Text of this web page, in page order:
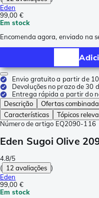
Eden
99,00 €
Em stock
Encomenda agora, enviado na
Envio gratuito a partir de
Devoluções no prazo de 30
Entrega rápida a partir do
Descrição
Ofertas
Características
Tópicos
Número de artigo EQ2090-116
Eden Sugoi Olive
4.8/5
( 12 avaliações )
Eden
99,00 €
Em stock